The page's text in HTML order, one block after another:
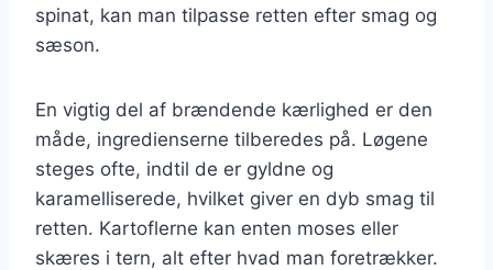
spinat, kan man tilpasse retten efter smag og
sæson.
En vigtig del af brændende kærlighed er den
måde, ingredienserne tilberedes på. Løgene
steges ofte, indtil de er gyldne og
karamelliserede, hvilket giver en dyb smag til
retten. Kartoflerne kan enten moses eller
skæres i tern, alt efter hvad man foretrækker.